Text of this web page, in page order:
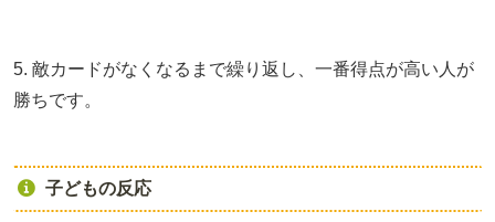
5. 敵カードがなくなるまで繰り返し、一番得点が高い人が
勝ちです。
子どもの反応